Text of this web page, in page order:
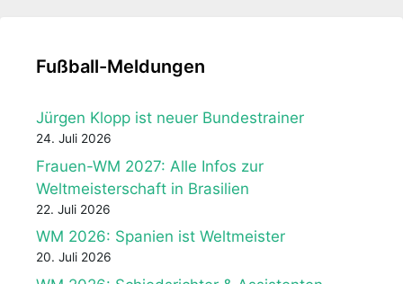
Fußball-Meldungen
Jürgen Klopp ist neuer Bundestrainer
24. Juli 2026
Frauen-WM 2027: Alle Infos zur
Weltmeisterschaft in Brasilien
22. Juli 2026
WM 2026: Spanien ist Weltmeister
20. Juli 2026